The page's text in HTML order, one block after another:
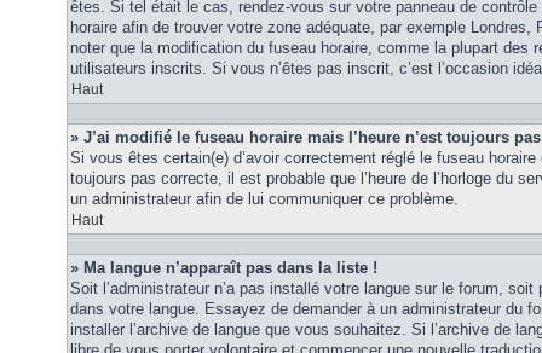
êtes. Si tel était le cas, rendez-vous sur votre panneau de
horaire afin de trouver votre zone adéquate, par exemple
noter que la modification du fuseau horaire, comme la plupart des
utilisateurs inscrits. Si vous n’êtes pas inscrit, c’est l’occasion
Haut
» J’ai modifié le fuseau horaire mais l’heure n’est toujours
Si vous êtes certain(e) d’avoir correctement réglé le fuseau horaire
toujours pas correcte, il est probable que l’heure de l’horloge du
un administrateur afin de lui communiquer ce problème.
Haut
» Ma langue n’apparaît pas dans la liste !
Soit l’administrateur n’a pas installé votre langue sur le forum, soit
dans votre langue. Essayez de demander à un administrateur du
installer l’archive de langue que vous souhaitez. Si l’archive de